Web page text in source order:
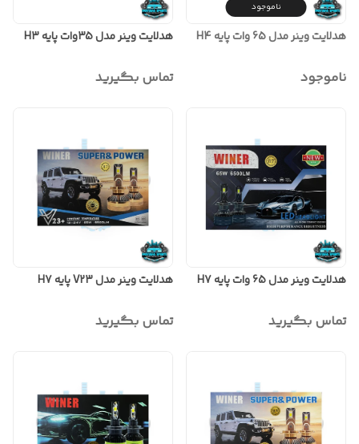
ناموجود
هدلایت وینر مدل 65 وات پایه H4
ناموجود
هدلایت وینر مدل 35وات پایه H3
تماس بگیرید
هدلایت وینر مدل 65 وات پایه H7
تماس بگیرید
هدلایت وینر مدل V23 پایه H7
تماس بگیرید